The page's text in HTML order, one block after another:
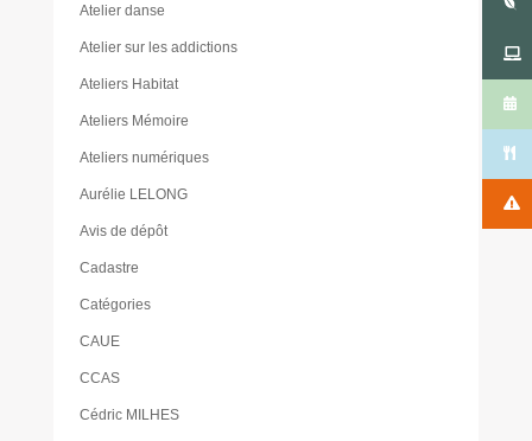
Atelier danse
Atelier sur les addictions
Ateliers Habitat
Ateliers Mémoire
Ateliers numériques
Aurélie LELONG
Avis de dépôt
Cadastre
Catégories
CAUE
CCAS
Cédric MILHES